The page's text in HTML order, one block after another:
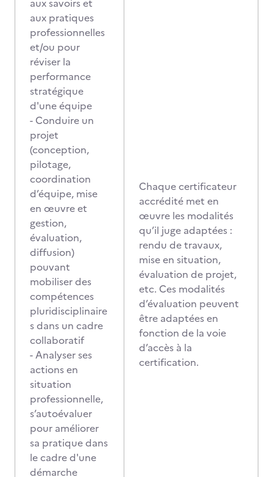
aux savoirs et
aux pratiques
professionnelles
et/ou pour
réviser la
performance
stratégique
d'une équipe
- Conduire un
projet
(conception,
pilotage,
coordination
d’équipe, mise
en œuvre et
gestion,
évaluation,
diffusion)
pouvant
mobiliser des
compétences
pluridisciplinaire
s dans un cadre
collaboratif
- Analyser ses
actions en
situation
professionnelle,
s’autoévaluer
pour améliorer
sa pratique dans
le cadre d'une
démarche
Chaque certificateur
accrédité met en
œuvre les modalités
qu’il juge adaptées :
rendu de travaux,
mise en situation,
évaluation de projet,
etc. Ces modalités
d’évaluation peuvent
être adaptées en
fonction de la voie
d’accès à la
certification.